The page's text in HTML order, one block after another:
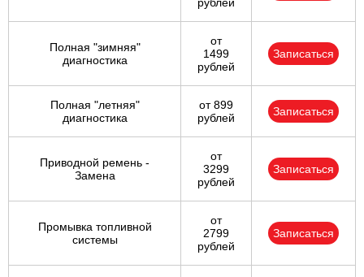
рублей
Полная "зимняя"
диагностика
от
1499
рублей
Записаться
Полная "летняя"
диагностика
от 899
рублей
Записаться
Приводной ремень -
Замена
от
3299
рублей
Записаться
Промывка топливной
системы
от
2799
рублей
Записаться